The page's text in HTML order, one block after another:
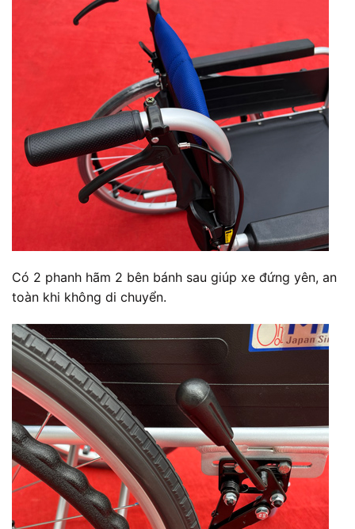
Có 2 phanh hãm 2 bên bánh sau giúp xe đứng yên, an
toàn khi không di chuyển.